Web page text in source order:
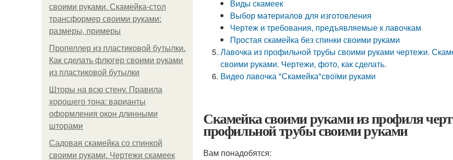
своими руками. Скамейка-стол
трансформер своими руками:
размеры, примеры
Пропеллер из пластиковой бутылки.
Как сделать флюгер своими руками
из пластиковой бутылки
Шторы на всю стену. Правила
хорошего тона: варианты
оформления окон длинными
шторами
Садовая скамейка со спинкой
своими руками. Чертежи скамеек
Виды скамеек
Выбор материалов для изготовления
Чертеж и требования, предъявляемые к лавочкам
Простая скамейка без спинки своими руками
Лавочка из профильной трубы своими руками чертежи.
своими руками. Чертежи, фото, как сделать.
Видео лавочка "Скамейка"своїми руками
Скамейка своими руками из профиля
профильной трубы своими руками
Вам понадобятся: